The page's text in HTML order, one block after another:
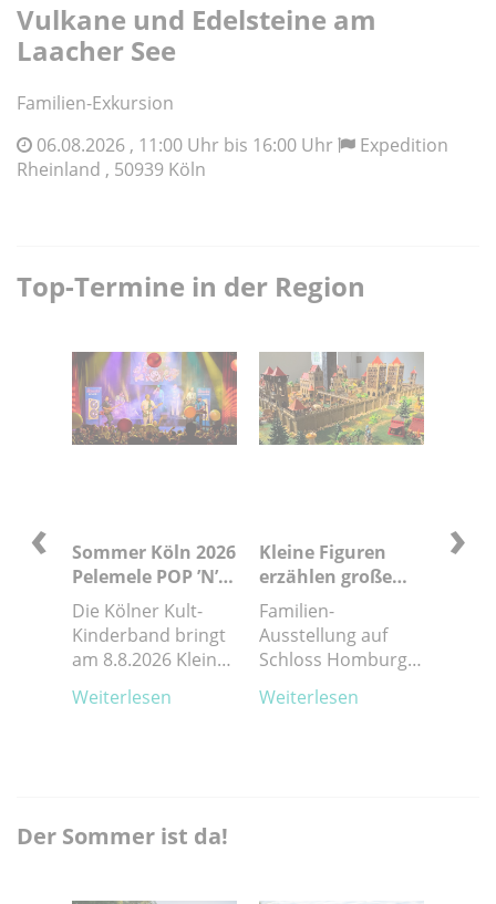
Vulkane und Edelsteine am
Laacher See
Familien-Exkursion
06.08.2026 , 11:00 Uhr bis 16:00 Uhr
Expedition
Rheinland , 50939 Köln
Top-Termine in der Region
Sommer Köln 2026
Pelemele POP ’N’
ROLL –
Kinderrockmusik
Die Kölner Kult-
Kinderband bringt
am 8.8.2026 Klein
und Groß
gleichermaßen zum
Weiterlesen
Kleine Figuren
erzählen große
Geschichten
Familien-
Ausstellung auf
Schloss Homburg
(Anzeige)
Weiterlesen
‹ ›
Der Sommer ist da!